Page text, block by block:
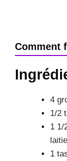
Comment
4
1/2
1 1/
1